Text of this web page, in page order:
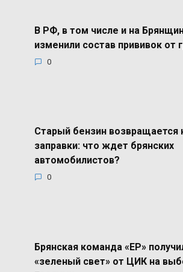
В РФ, в том числе и на
изменили состав прививок от
0
Старый бензин возвращается
заправки: что ждет брянских
автомобилистов?
0
Брянская команда «ЕР»
«зеленый свет» от ЦИК на